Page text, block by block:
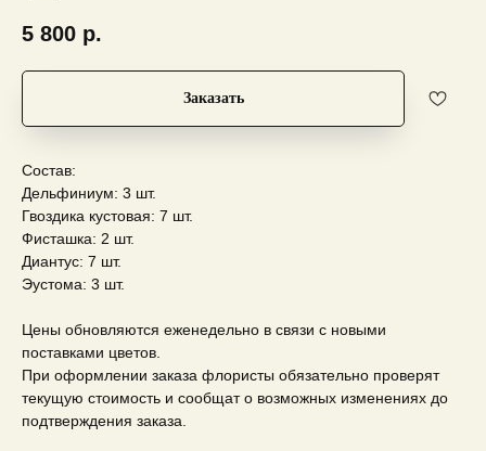
5 800 р.
Заказать
Состав:
Дельфиниум: 3 шт.
Гвоздика кустовая: 7 шт.
Фисташка: 2 шт.
Диантус: 7 шт.
Эустома: 3 шт.
Цены обновляются еженедельно в связи с новыми
поставками цветов.
При оформлении заказа флористы обязательно проверят
текущую стоимость и сообщат о возможных изменениях до
подтверждения заказа.